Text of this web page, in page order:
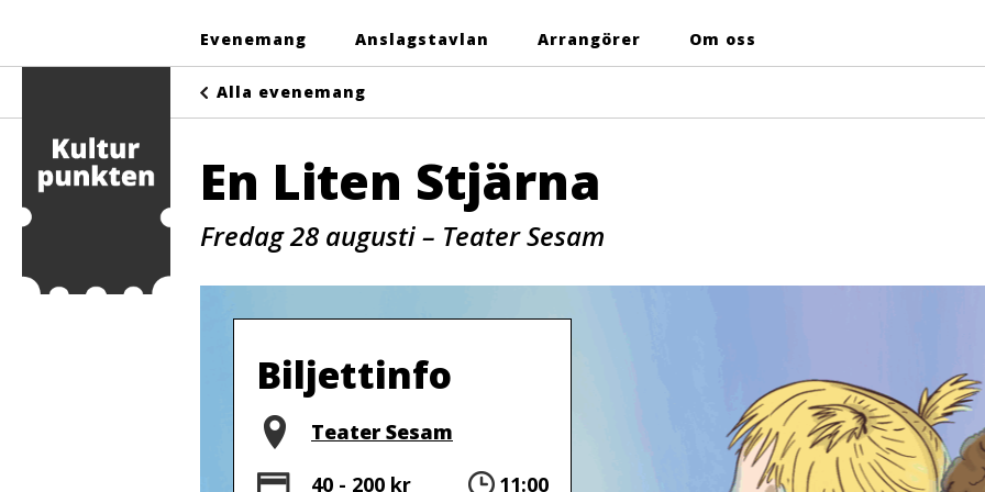
Evenemang Anslagstavlan Arrangörer Om oss
Alla evenemang
En Liten Stjärna
Fredag 28 augusti – Teater Sesam
Biljettinfo
Plats
Teater Sesam
Pris
40 - 200 kr Tid
11:00